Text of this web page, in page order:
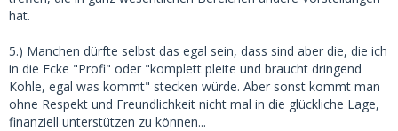
hat.
5.) Manchen dürfte selbst das egal sein, dass sind aber die, die ich
in die Ecke "Profi" oder "komplett pleite und braucht dringend
Kohle, egal was kommt" stecken würde. Aber sonst kommt man
ohne Respekt und Freundlichkeit nicht mal in die glückliche Lage,
finanziell unterstützen zu können...